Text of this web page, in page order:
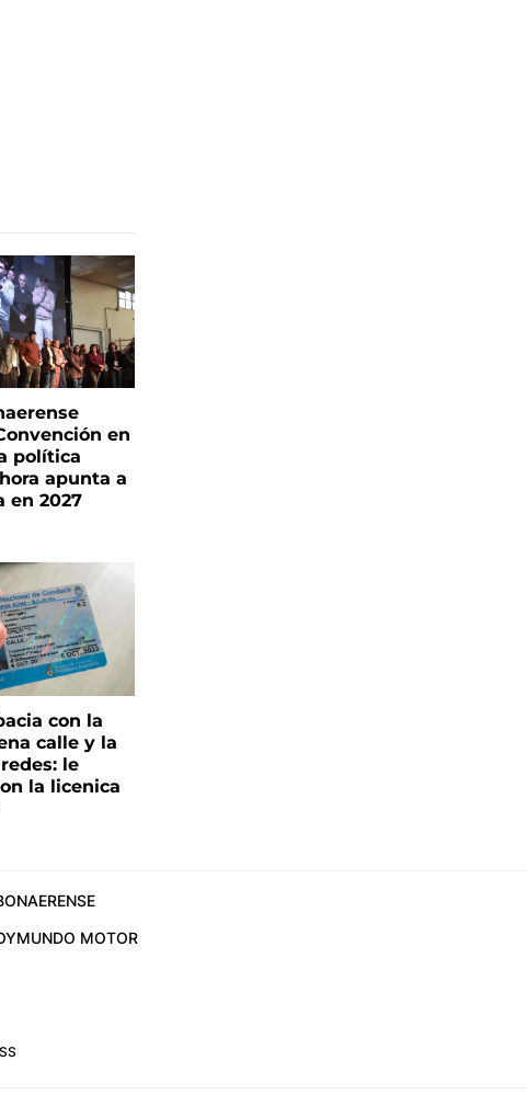
en
política
apunta a
en 2027
con la
calle y la
le
la licenica
MUNDO MOTOR